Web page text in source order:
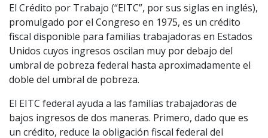
El Crédito por Trabajo (“EITC”, por sus siglas en inglés),
promulgado por el Congreso en 1975, es un crédito
fiscal disponible para familias trabajadoras en Estados
Unidos cuyos ingresos oscilan muy por debajo del
umbral de pobreza federal hasta aproximadamente el
doble del umbral de pobreza.
El EITC federal ayuda a las familias trabajadoras de
bajos ingresos de dos maneras. Primero, dado que es
un crédito, reduce la obligación fiscal federal del